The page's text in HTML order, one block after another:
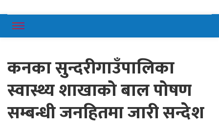
Mahilajagaran
कनका सुन्दरीगाउँपालिका
स्वास्थ्य शाखाको बाल पोषण
सम्बन्धी जनहितमा जारी सन्देश